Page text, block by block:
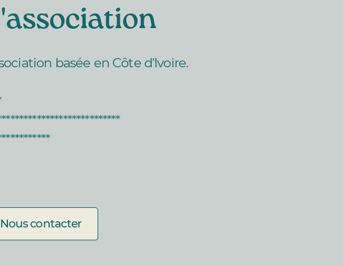
basée en Côte d'Ivoire.
Nous contacter